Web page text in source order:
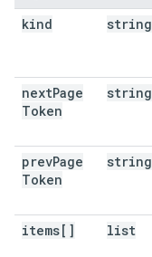
kind string
nextPage
Token
string
prevPage
Token
string
items[] list